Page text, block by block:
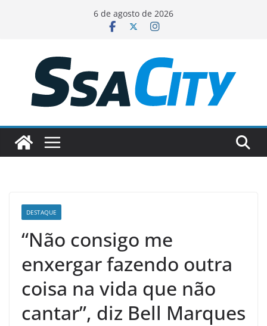
conteúdo
6 de agosto de 2026
DESTAQUE
“Não consigo me
enxergar fazendo outra
coisa na vida que não
cantar”, diz Bell Marques